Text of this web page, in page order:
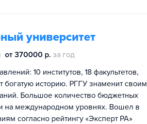
университет
от 370000 р. за год
10 институтов, 18 факультетов,
богатую историю. РГГУ знаменит своим
Большое количество бюджетных
и на международном уровнях. Вошел в
согласно рейтингу «Эксперт РА»